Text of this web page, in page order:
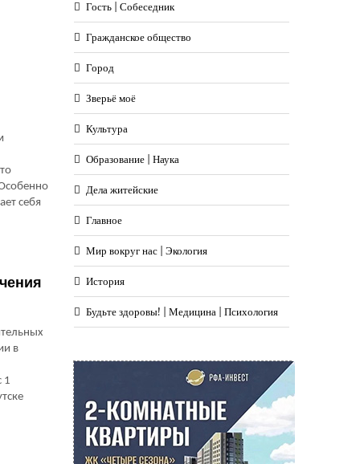
себя
в
1
Гость | Собеседник
Гражданское общество
Город
Зверьё моё
Культура
Образование | Наука
Дела житейские
Главное
Мир вокруг нас | Экология
История
Будьте здоровы! | Медицина | Психология